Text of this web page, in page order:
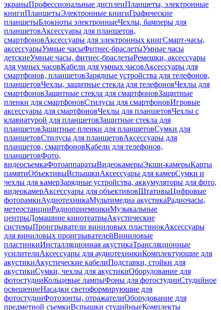
экраныПрофессиональные дисплеиПланшеты, электронные
книгиПланшетыЭлектронные книгиГрафические
планшетыБлокноты электронныеЧехлы, бамперы для
планшетовАксессуары для планшетов,
смартфоновАксессуары для электронных книгСмарт-часы,
аксессуарыУмные часыФитнес-браслетыУмные часы
детскиеУмные часы, фитнес-браслетыРемешки, аксессуары
для умных часовКабели для умных часовАксессуары для
смартфонов, планшетовЗарядные устройства для телефонов,
планшетовЧехлы, защитные стекла для телефоновЧехлы для
смартфоновЗащитные стекла для смартфоновЗащитные
пленки для смартфоновСтилусы для смартфоновИгровые
аксессуары для смартфоновЧехлы для планшетовЧехлы с
клавиатурой для планшетовЗащитные стекла для
планшетовЗащитные пленки для планшетовСумки для
планшетовСтилусы для планшетовАксессуары для
планшетов, смартфоновКабели для телефонов,
планшетовФото,
видеосъемкаФотоаппаратыВидеокамерыЭкшн-камерыКарты
памятиОбъективыВспышкиАксессуары для камерСумки и
чехлы для камерЗарядные устройства, аккумуляторы для фото,
видеокамерАксессуары для объективовШтативыЦифровые
фоторамкиАудиотехникаМультимедиа акустикаРадиочасы,
метеостанцииРадиоприемникиМузыкальные
центрыДомашние кинотеатрыАкустические
системыПроигрыватели виниловых пластинокАксессуары
для виниловых проигрывателейВиниловые
пластинкиИнсталляционная акустикаТрансляционные
усилителиАксессуары для аудиотехникиКомплектующие для
акустикиАкустические кабелиПодставки, стойки для
акустикиСумки, чехлы для акустикиОборудование для
фотостудииКольцевые лампыФоны для фотостудииСтудийное
освещениеНасадки светоформирующие для
фотостудииФотозонты, отражателиОборудование для
предметной съемкиВспышки студийныеКомплекты